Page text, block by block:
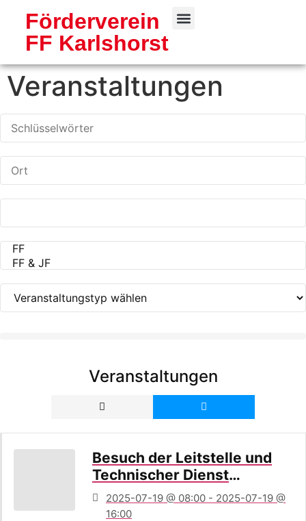
Förderverein
FF Karlshorst
Veranstaltungen
Veranstaltungen
Besuch der Leitstelle und
Technischer Dienst
Charlottenburg
2025-07-19 @ 08:00 - 2025-07-19 @
16:00